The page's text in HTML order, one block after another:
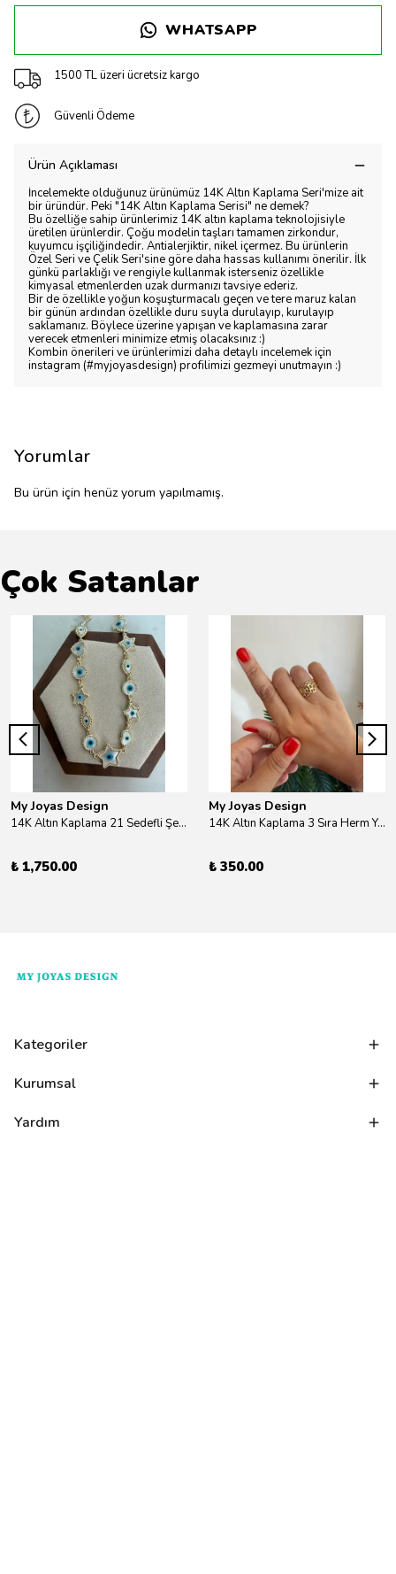
WHATSAPP
1500 TL üzeri ücretsiz kargo
Güvenli Ödeme
Ürün Açıklaması
İncelemekte olduğunuz ürünümüz 14K Altın Kaplama Seri'mize ait
bir üründür. Peki "14K Altın Kaplama Serisi" ne demek?
Bu özelliğe sahip ürünlerimiz 14K altın kaplama teknolojisiyle
üretilen ürünlerdir. Çoğu modelin taşları tamamen zirkondur,
kuyumcu işçiliğindedir. Antialerjiktir, nikel içermez. Bu ürünlerin
Özel Seri ve Çelik Seri'sine göre daha hassas kullanımı önerilir. İlk
günkü parlaklığı ve rengiyle kullanmak isterseniz özellikle
kimyasal etmenlerden uzak durmanızı tavsiye ederiz.
Bir de özellikle yoğun koşuşturmacalı geçen ve tere maruz kalan
bir günün ardından özellikle duru suyla durulayıp, kurulayıp
saklamanız. Böylece üzerine yapışan ve kaplamasına zarar
verecek etmenleri minimize etmiş olacaksınız :)
Kombin önerileri ve ürünlerimizi daha detaylı incelemek için
instagram (#myjoyasdesign) profilimizi gezmeyi unutmayın :)
Yorumlar
Bu ürün için henüz yorum yapılmamış.
Çok Satanlar
My Joyas Design
14K Altın Kaplama 21 Sedefli Şekiller Kolye 46cm
₺ 1,750.00
My Joyas Design
14K Altın Kaplama 3 Sıra Herm Yüzük Gold
₺ 350.00
Kategoriler
Kurumsal
Yardım